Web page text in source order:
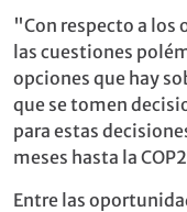
"Con respecto a los
las cuestiones
opciones que hay
que se tomen
para estas
meses hasta la
Entre las